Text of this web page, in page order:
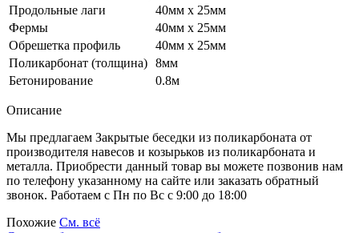
Продольные лаги
40мм х 25мм
Фермы
40мм х 25мм
Обрешетка профиль
40мм х 25мм
Поликарбонат (толщина) 8мм
Бетонирование
0.8м
Описание
Мы предлагаем Закрытые беседки из поликарбоната от
производителя навесов и козырьков из поликарбоната и
металла. Приобрести данный товар вы можете позвонив нам
по телефону указанному на сайте или заказать обратный
звонок. Работаем с Пн по Вс с 9:00 до 18:00
Похожие См. всё